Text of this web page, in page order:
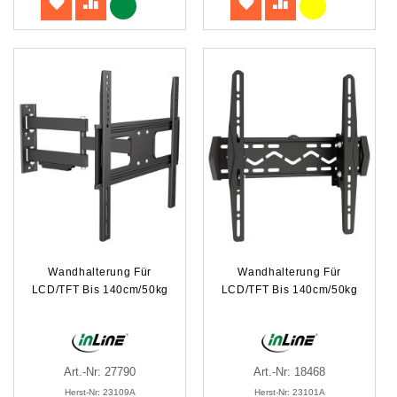
Wandhalterung Für
LCD/TFT Bis 140cm/50kg
Art.-Nr: 27790
Herst-Nr: 23109A
Wandhalterung Für
LCD/TFT Bis 140cm/50kg
Art.-Nr: 18468
Herst-Nr: 23101A